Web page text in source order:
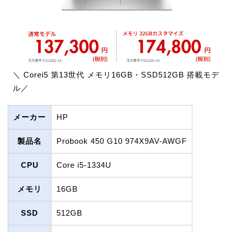
＼ Corei5 第13世代 メモリ16GB・SSD512GB 搭載モデ
ル／
メーカー HP
製品名 Probook 450 G10 974X9AV-AWGF
CPU Core i5-1334U
メモリ 16GB
SSD 512GB